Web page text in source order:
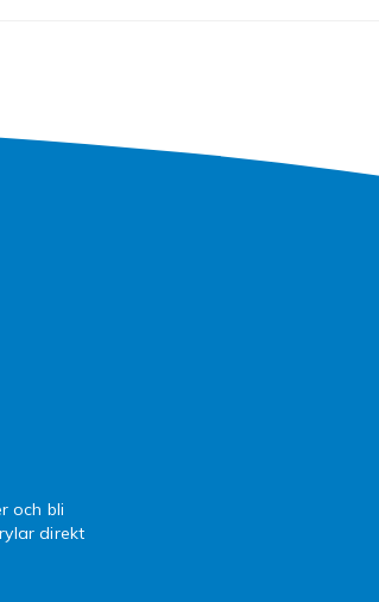
och bli
direkt